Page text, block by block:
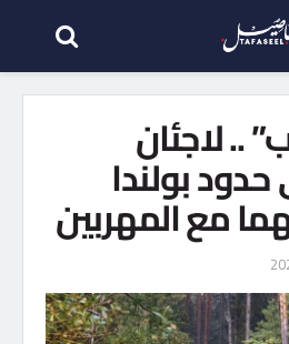
.. لاجئان
بولندا
مع المهربين